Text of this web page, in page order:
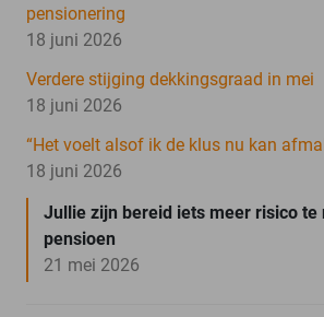
pensionering
18 juni 2026
Verdere stijging dekkingsgraad in mei
18 juni 2026
“Het voelt alsof ik de klus nu kan
18 juni 2026
Jullie zijn bereid iets meer risico te
pensioen
21 mei 2026